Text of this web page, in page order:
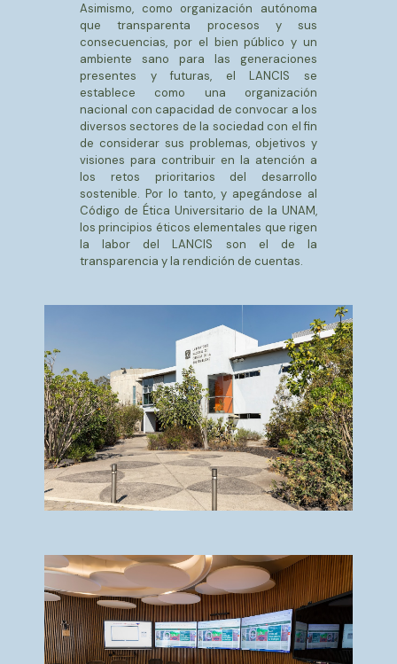
Asimismo, como organización autónoma
que transparenta procesos y sus
consecuencias, por el bien público y un
ambiente sano para las generaciones
presentes y futuras, el LANCIS se
establece como una organización
nacional con capacidad de convocar a los
diversos sectores de la sociedad con el fin
de considerar sus problemas, objetivos y
visiones para contribuir en la atención a
los retos prioritarios del desarrollo
sostenible. Por lo tanto, y apegándose al
Código de Ética Universitario de la UNAM,
los principios éticos elementales que rigen
la labor del LANCIS son el de la
transparencia y la rendición de cuentas.